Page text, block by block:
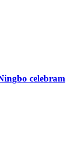
celebram